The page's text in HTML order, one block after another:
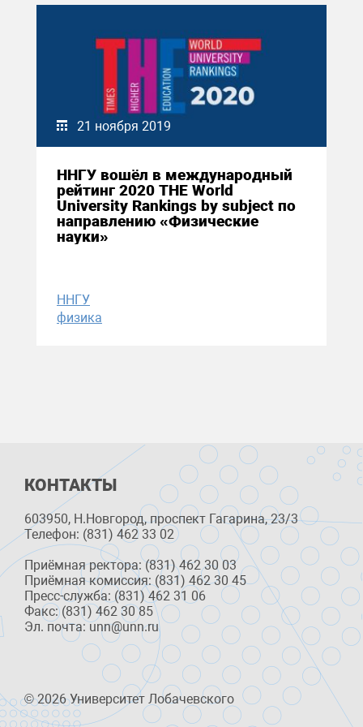
21 ноября 2019
ННГУ вошёл в международный
рейтинг 2020 THE World
University Rankings by subject по
направлению «Физические
науки»
ННГУ
физика
КОНТАКТЫ
603950, Н.Новгород, проспект Гагарина, 23/3
Телефон: (831) 462 33 02
Приёмная ректора: (831) 462 30 03
Приёмная комиссия: (831) 462 30 45
Пресс-служба: (831) 462 31 06
Факс: (831) 462 30 85
Эл. почта: unn@unn.ru
© 2026 Университет Лобачевского